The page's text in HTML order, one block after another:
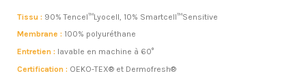
Tissu : 90% Tencel™Lyocell, 10% Smartcell™Sensitive
Membrane : 100% polyuréthane
Entretien : lavable en machine à 60°
Certification : OEKO-TEX® et Dermofresh®